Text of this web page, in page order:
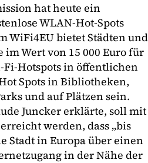
hat heute ein
WLAN-Hot-Spots
WiFi4EU bietet Städten und
Wert von 15 000 Euro für
Hotspots in öffentlichen
Spots in Bibliotheken,
und auf Plätzen sein.
Juncker erklärte, soll mit
werden, dass „bis
Stadt in Europa über einen
in der Nähe der